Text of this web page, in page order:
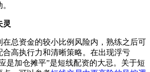
灵
在总资金的较小比例风险内，熟练之后可
合高执行力和清晰策略。在出现浮亏
是加仓摊平”是短线配资的大忌。关于短